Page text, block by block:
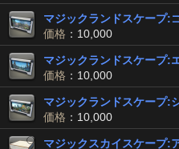
マジックランドスケープ:
価格 ：10,000
マジックランドスケープ:
価格 ：10,000
マジックランドスケープ:
価格 ：10,000
マジックスカイスケープ: